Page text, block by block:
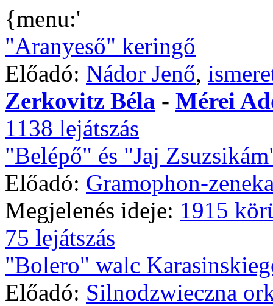
{menu:'
"Aranyeső" keringő
Előadó: Nádor Jenő,
Zerkovitz Béla - Mérei
1138 lejátszás
"Belépő" és "Jaj
Előadó: Gramophon-
Megjelenés ideje: 1915
75 lejátszás
"Bolero" walc
Előadó: Silnodzwieczna